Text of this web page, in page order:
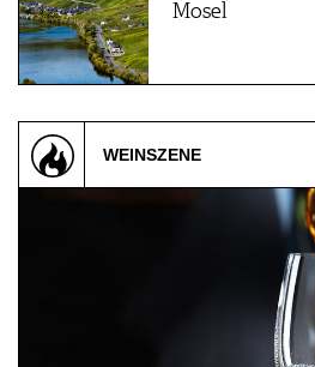
Mosel
WEINSZENE